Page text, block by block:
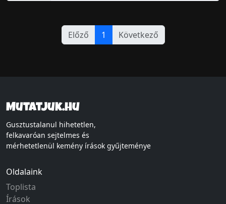
Előző 1 Következő
Mutatjuk.hu
Gusztustalanul hihetetlen,
felkavaróan sejtelmes és
mérhetetlenül kemény írások gyűjteménye
Oldalaink
Toplista
Írások